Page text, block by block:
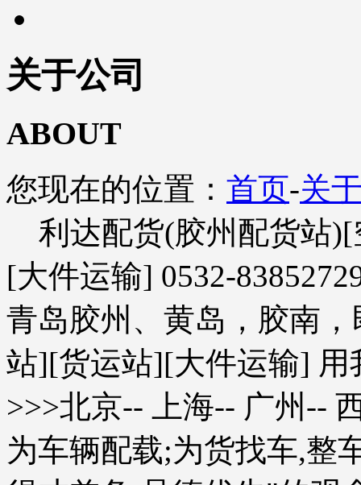
关于公司
ABOUT
您现在的位置： 首页-关
利达配货(胶州配货站
[大件运输] 0532-
青岛胶州、黄岛，胶南
站][货运站][大件运输]
>>>北京-- 上海-- 广州--
为车辆配载;为货找车,整